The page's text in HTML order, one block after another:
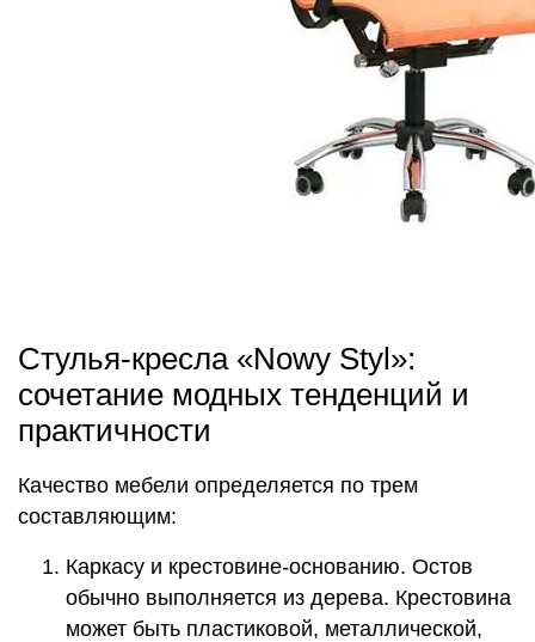
Стулья-кресла «Nowy Styl»:
сочетание модных тенденций и
практичности
Качество мебели определяется по трем
составляющим:
Каркасу и крестовине-основанию. Остов
обычно выполняется из дерева. Крестовина
может быть пластиковой, металлической,